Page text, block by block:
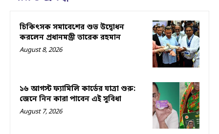
চিকিৎসক সমাবেশের শুভ উদ্বোধন
করলেন প্রধানমন্ত্রী তারেক রহমান
August 8, 2026
১৬ আগস্ট ফ্যামিলি কার্ডের যাত্রা শুরু:
জেনে নিন কারা পাবেন এই সুবিধা
August 7, 2026